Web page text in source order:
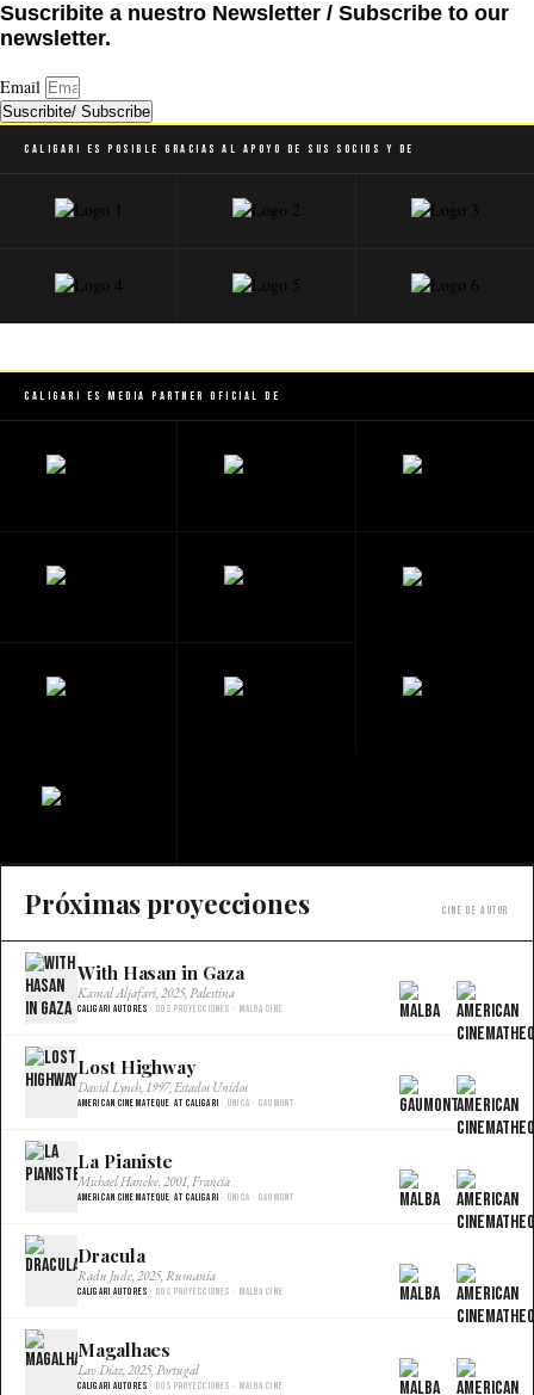
Suscribite a nuestro Newsletter / Subscribe to our
newsletter.
Email
Suscribite/ Subscribe
Caligari es posible gracias al apoyo de sus socios y de
Caligari es Media Partner Oficial de
Próximas proyecciones Cine de autor
With Hasan in Gaza
Kamal Aljafari, 2025, Palestina
Caligari Autores · Dos proyecciones · Malba Cine
×
Lost Highway
David Lynch, 1997, Estados Unidos
American Cinemateque at Caligari · Única · Gaumont
×
La Pianiste
Michael Haneke, 2001, Francia
American Cinemateque at Caligari · Única · Gaumont
×
Dracula
Radu Jude, 2025, Rumania
Caligari Autores · Dos proyecciones · Malba Cine
×
Magalhaes
Lav Diaz, 2025, Portugal
Caligari Autores · Dos proyecciones · Malba Cine
×